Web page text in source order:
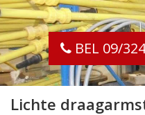
BEL 09/
Lichte